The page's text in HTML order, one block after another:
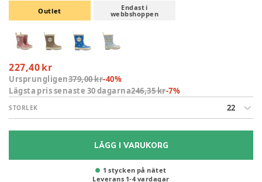
Outlet Endast i
webbshoppen
227,40 kr
Ursprungligen379,00 kr-40%
Lägsta pris senaste 30 dagarna246,35 kr-7%
STORLEK 22
LÄGG I VARUKORG
1 stycken på nätet
Leverans 1-4 vardagar